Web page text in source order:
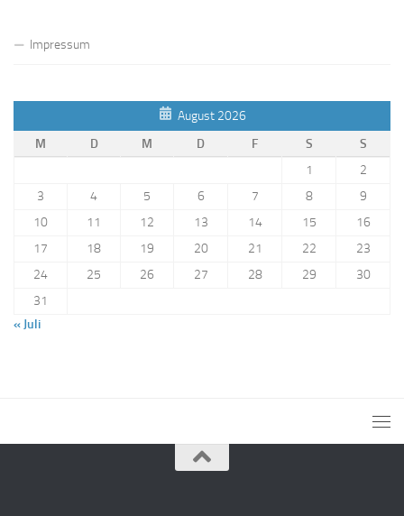
Impressum
August 2026
M
D M D F S
S
1
2
3
4 5 6 7 8
9
10
11 12 13 14 15
16
17
18 19 20 21 22
23
24
25 26 27 28 29
30
31
« Juli